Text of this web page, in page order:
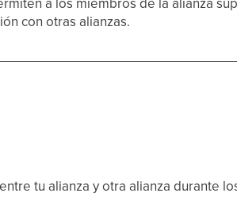
con otras alianzas.
tu alianza y otra alianza durante